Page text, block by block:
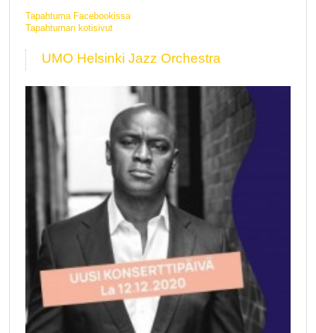
Tapahtuma Facebookissa
Tapahtuman kotisivut
UMO Helsinki Jazz Orchestra